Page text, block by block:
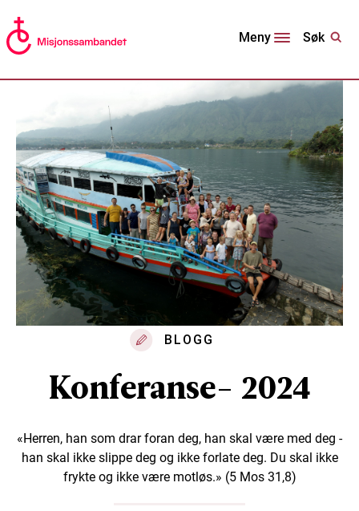
Meny Søk
BLOGG
Konferanse- 2024
«Herren, han som drar foran deg, han skal være med deg -
han skal ikke slippe deg og ikke forlate deg. Du skal ikke
frykte og ikke være motløs.» (5 Mos 31,8)